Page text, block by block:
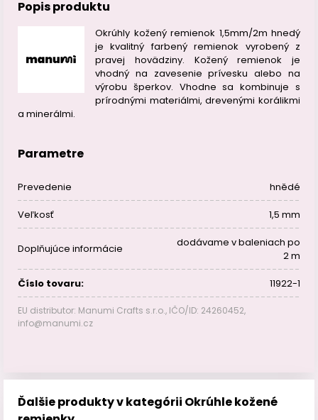
Popis produktu
Okrúhly kožený remienok 1,5mm/2m hnedý
je kvalitný farbený remienok vyrobený z
pravej hovädziny. Kožený remienok je
vhodný na zavesenie prívesku alebo na
výrobu šperkov. Vhodne sa kombinuje s
prírodnými materiálmi, drevenými korálikmi
a minerálmi.
Parametre
Prevedenie hnědé
Veľkosť 1,5 mm
Doplňujúce informácie
dodávame v baleniach po
2 m
Číslo tovaru: 11922-1
EU distributor: Manumi Crafts s.r.o., IČO/ID: 24260452,
info@manumi.cz
Ďalšie produkty v kategórii Okrúhle kožené